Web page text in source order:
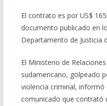
El contrato es por US$
documento publicado en
Departamento de Justicia
El Ministerio de
sudamericano, golpeado
violencia criminal, informó
comunicado que contrató